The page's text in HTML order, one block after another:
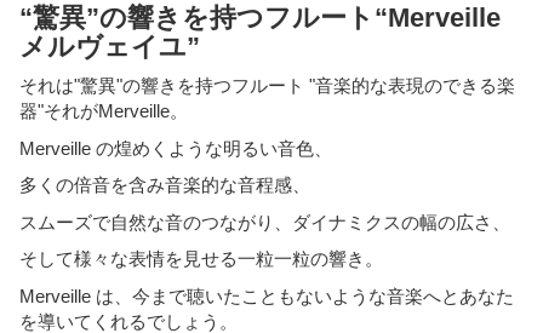
メ
ェ
“驚異”の響きを持つフルート“Merveille
メルヴェイユ”
それは"驚異"の響きを持つフルート "音楽的な表現のできる楽
器"それがMerveille。
Merveille の煌めくような明るい音色、
多くの倍音を含み音楽的な音程感、
スムーズで自然な音のつながり、ダイナミクスの幅の広さ、
そして様々な表情を見せる一粒一粒の響き。
Merveille は、今まで聴いたこともないような音楽へとあなた
を導いてくれるでしょう。